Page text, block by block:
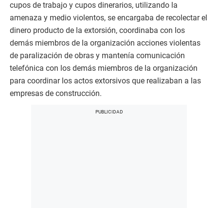
cupos de trabajo y cupos dinerarios, utilizando la
amenaza y medio violentos, se encargaba de recolectar el
dinero producto de la extorsión, coordinaba con los
demás miembros de la organización acciones violentas
de paralización de obras y mantenía comunicación
telefónica con los demás miembros de la organización
para coordinar los actos extorsivos que realizaban a las
empresas de construcción.